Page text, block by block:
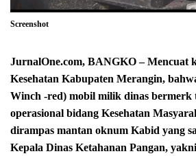
Screenshot
JurnalOne.com, BANGKO – Mencuat
Kesehatan Kabupaten Merangin,
Winch -red) mobil milik dinas bermerk
operasional bidang Kesehatan
dirampas mantan oknum Kabid yang
Kepala Dinas Ketahanan Pangan,